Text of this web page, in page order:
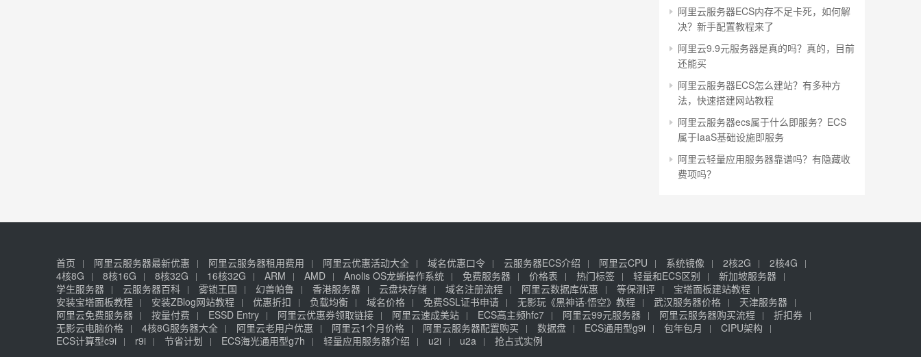
阿里云服务器ECS内存不足卡死，如何解
决？新手配置教程来了
阿里云9.9元服务器是真的吗？真的，目前
还能买
阿里云服务器ECS怎么建站？有多种方
法，快速搭建网站教程
阿里云服务器ecs属于什么即服务？ECS
属于IaaS基础设施即服务
阿里云轻量应用服务器靠谱吗？有隐藏收
费项吗？
首页 阿里云服务器最新优惠 阿里云服务器租用费用 阿里云优惠活动大全 域名优惠口令 云服务器ECS介绍 阿里云CPU 系统镜像 2核2G
2核4G
4核8G
8核16G 8核32G 16核32G ARM AMD Anolis OS龙蜥操作系统 免费服务器 价格表 热门标签 轻量和ECS区别
新加坡服务器
学生服务器
云服务器百科 雾锁王国 幻兽帕鲁 香港服务器 云盘块存储 域名注册流程 阿里云数据库优惠 等保测评
宝塔面板建站教程
安装宝塔面板教程
安装ZBlog网站教程 优惠折扣 负载均衡 域名价格 免费SSL证书申请 无影玩《黑神话·悟空》教程 武汉服务器价格
天津服务器
阿里云免费服务器
按量付费 ESSD Entry 阿里云优惠券领取链接 阿里云速成美站 ECS高主频hfc7 阿里云99元服务器 阿里云服务器购买流程
折扣券
无影云电脑价格
4核8G服务器大全 阿里云老用户优惠 阿里云1个月价格 阿里云服务器配置购买 数据盘 ECS通用型g9i 包年包月
CIPU架构
ECS计算型c9i
r9i 节省计划 ECS海光通用型g7h 轻量应用服务器介绍 u2i u2a
抢占式实例